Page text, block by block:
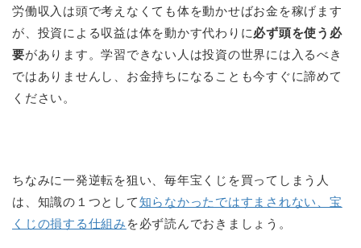
労働収入は頭で考えなくても体を動かせばお金を稼げます
が、投資による収益は体を動かす代わりに必ず頭を使う必
要があります。学習できない人は投資の世界には入るべき
ではありませんし、お金持ちになることも今すぐに諦めて
ください。
ちなみに一発逆転を狙い、毎年宝くじを買ってしまう人
は、知識の１つとして知らなかったではすまされない、宝
くじの損する仕組み を必ず読んでおきましょう。